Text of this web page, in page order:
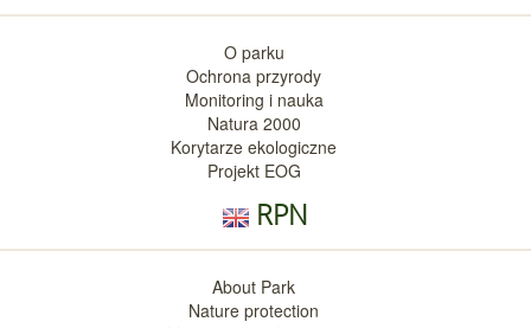
O parku
Ochrona przyrody
Monitoring i nauka
Natura 2000
Korytarze ekologiczne
Projekt EOG
RPN
About Park
Nature protection